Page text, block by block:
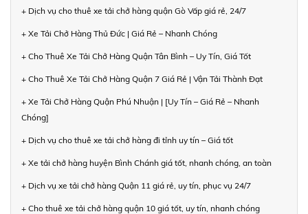
+ Dịch vụ cho thuê xe tải chở hàng quận Gò Vấp giá rẻ, 24/7
+ Xe Tải Chở Hàng Thủ Đức | Giá Rẻ – Nhanh Chóng
+ Cho Thuê Xe Tải Chở Hàng Quận Tân Bình – Uy Tín, Giá Tốt
+ Cho Thuê Xe Tải Chở Hàng Quận 7 Giá Rẻ | Vận Tải Thành Đạt
+ Xe Tải Chở Hàng Quận Phú Nhuận | [Uy Tín – Giá Rẻ – Nhanh
Chóng]
+ Dịch vụ cho thuê xe tải chở hàng đi tỉnh uy tín – Giá tốt
+ Xe tải chở hàng huyện Bình Chánh giá tốt, nhanh chóng, an toàn
+ Dịch vụ xe tải chở hàng Quận 11 giá rẻ, uy tín, phục vụ 24/7
+ Cho thuê xe tải chở hàng quận 10 giá tốt, uy tín, nhanh chóng